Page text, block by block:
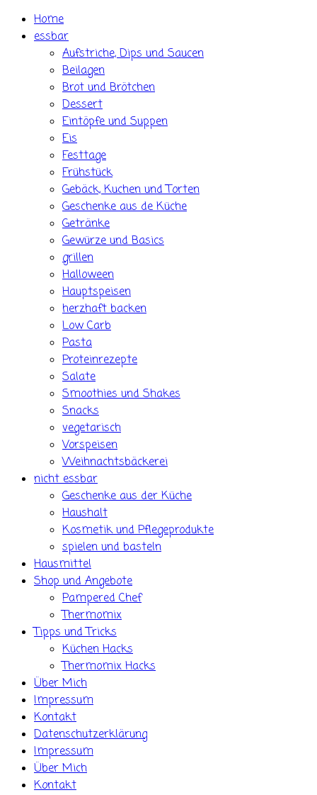
Skip Home
essbar
Aufstriche, Dips und Saucen
Beilagen
Brot und Brötchen
Dessert
Eintöpfe und Suppen
Eis
Festtage
Frühstück
Gebäck, Kuchen und Torten
Geschenke aus de Küche
Getränke
Gewürze und Basics
grillen
Halloween
Hauptspeisen
herzhaft backen
Low Carb
Pasta
Proteinrezepte
Salate
Smoothies und Shakes
Snacks
vegetarisch
Vorspeisen
Weihnachtsbäckerei
nicht essbar
Geschenke aus der Küche
Haushalt
Kosmetik und Pflegeprodukte
spielen und basteln
Hausmittel
Shop und Angebote
Pampered Chef
Thermomix
Tipps und Tricks
Küchen Hacks
Thermomix Hacks
Über Mich
Impressum
Kontakt
Datenschutzerklärung
Impressum
Über Mich
Kontakt